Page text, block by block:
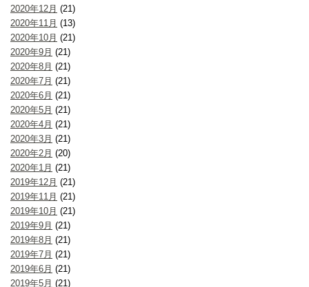
2020年12月 (21)
2020年11月 (13)
2020年10月 (21)
2020年9月 (21)
2020年8月 (21)
2020年7月 (21)
2020年6月 (21)
2020年5月 (21)
2020年4月 (21)
2020年3月 (21)
2020年2月 (20)
2020年1月 (21)
2019年12月 (21)
2019年11月 (21)
2019年10月 (21)
2019年9月 (21)
2019年8月 (21)
2019年7月 (21)
2019年6月 (21)
2019年5月 (21)